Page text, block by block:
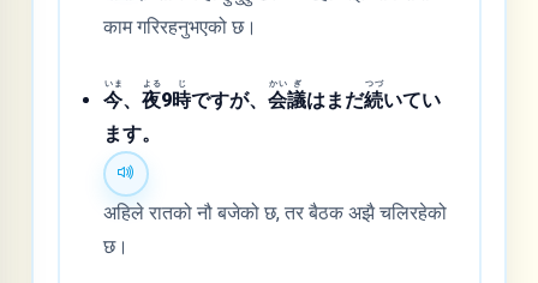
काम गरिरहनुभएको छ।
今
いま
、夜
よる
9時
じ
ですが、会
かい
議
ぎ
はまだ続
つづ
いてい
ます。
अहिले रातको नौ बजेको छ, तर बैठक अझै चलिरहेको
छ।